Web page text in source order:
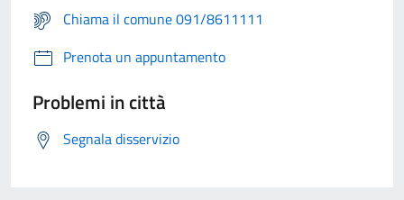
Chiama il comune 091/8611111
Prenota un appuntamento
Problemi in città
Segnala disservizio